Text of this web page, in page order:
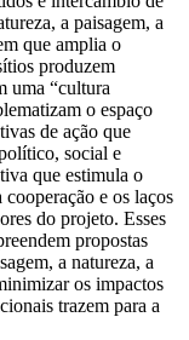
a paisagem, a
que amplia o
produzem
uma “cultura
o espaço
de ação que
social e
que estimula o
e os laços
do projeto. Esses
propostas
a natureza, a
os impactos
trazem para a